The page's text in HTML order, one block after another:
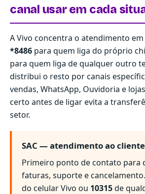
canal usar em cada
A Vivo concentra o atendimento
*8486 para quem liga do próprio
para quem liga de qualquer outro
distribui o resto por canais
vendas, WhatsApp, Ouvidoria e
certo antes de ligar evita a
setor.
SAC — atendimento ao cliente
Primeiro ponto de contato para
faturas, suporte e
do celular Vivo ou 10315de